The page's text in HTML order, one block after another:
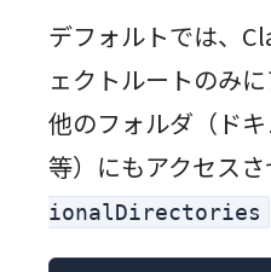
デフォルトでは、
ェクトルートのみに
他のフォルダ（ド
等）にもアクセス
ionalDirectories